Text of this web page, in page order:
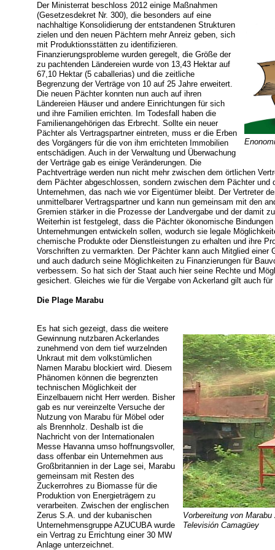
Der Ministerrat beschloss 2012 einige Maßnahmen
(Gesetzesdekret Nr. 300), die besonders auf eine
nachhaltige Konsolidierung der entstandenen Strukturen
zielen und den neuen Pächtern mehr Anreiz geben, sich
mit Produktionsstätten zu identifizieren.
Finanzierungsprobleme wurden geregelt, die Größe der
zu pachtenden Ländereien wurde von 13,43 Hektar auf
67,10 Hektar (5 caballerias) und die zeitliche
Begrenzung der Verträge von 10 auf 25 Jahre erweitert.
Die neuen Pächter konnten nun auch auf ihren
Ländereien Häuser und andere Einrichtungen für sich
und ihre Familien errichten. Im Todesfall haben die
Familienangehörigen das Erbrecht. Sollte ein neuer
Pächter als Vertragspartner eintreten, muss er die Erben
des Vorgängers für die von ihm errichteten Immobilien
entschädigen. Auch in der Verwaltung und Überwachung
der Verträge gab es einige Veränderungen. Die
Pachtverträge werden nun nicht mehr zwischen dem örtlichen
dem Pächter abgeschlossen, sondern zwischen dem Pächter und
Unternehmen, das nach wie vor Eigentümer bleibt. Der Vertreter
unmittelbarer Vertragspartner und kann nun gemeinsam mit den
Gremien stärker in die Prozesse der Landvergabe und der damit
Weiterhin ist festgelegt, dass die Pächter ökonomische
Unternehmungen entwickeln sollen, wodurch sie legale
chemische Produkte oder Dienstleistungen zu erhalten und ihre
Vorschriften zu vermarkten. Der Pächter kann auch Mitglied einer
und auch dadurch seine Möglichkeiten zu Finanzierungen für
verbessern. So hat sich der Staat auch hier seine Rechte und
gesichert. Gleiches wie für die Vergabe von Ackerland gilt auch
Die Plage Marabu
Vorbereitung von
Televisión Camagüey
Es hat sich gezeigt, dass die weitere
Gewinnung nutzbaren Ackerlandes
zunehmend von dem tief wurzelnden
Unkraut mit dem volkstümlichen
Namen Marabu blockiert wird. Diesem
Phänomen können die begrenzten
technischen Möglichkeit der
Einzelbauern nicht Herr werden. Bisher
gab es nur vereinzelte Versuche der
Nutzung von Marabu für Möbel oder
als Brennholz. Deshalb ist die
Nachricht von der Internationalen
Messe Havanna umso hoffnungsvoller,
dass offenbar ein Unternehmen aus
Großbritannien in der Lage sei, Marabu
gemeinsam mit Resten des
Zuckerrohres zu Biomasse für die
Produktion von Energieträgern zu
verarbeiten. Zwischen der englischen
Zerus S.A. und der kubanischen
Unternehmensgruppe AZUCUBA wurde
ein Vertrag zu Errichtung einer 30 MW
Anlage unterzeichnet.